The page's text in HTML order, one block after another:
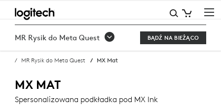
KUP
MX
MAT
MR Rysik do Meta Quest BĄDŹ NA BIEŻĄCO
MR Rysik do Meta Quest MX Mat
MX MAT
Spersonalizowana podkładka pod MX Ink